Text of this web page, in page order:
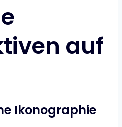
auf
Ikonographie